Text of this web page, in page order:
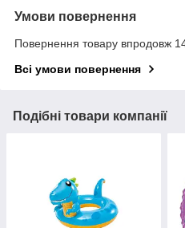
Умови повернення
Повернення товару впродовж
Всі умови повернення
Подібні товари компанії